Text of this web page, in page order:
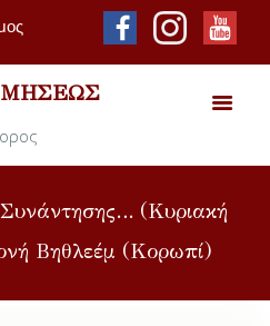
Συνάντησης… (Κυριακή
Βηθλεέμ (Κορωπί)